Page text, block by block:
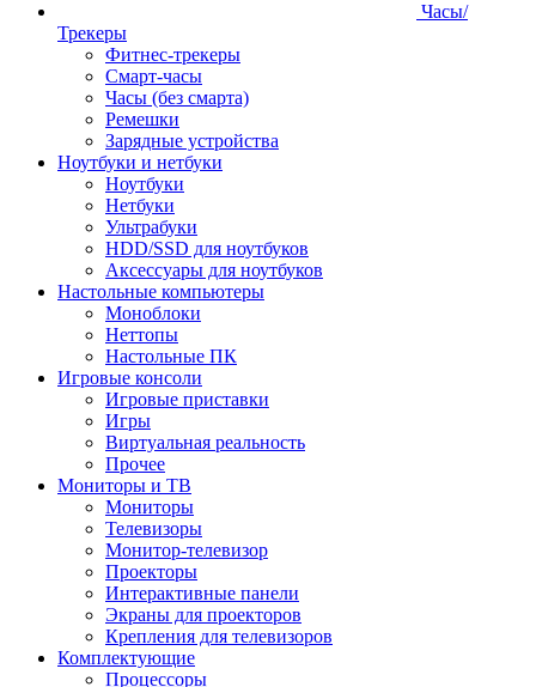
Часы/
Трекеры
Фитнес-трекеры
Смарт-часы
Часы (без смарта)
Ремешки
Зарядные устройства
Ноутбуки и нетбуки
Ноутбуки
Нетбуки
Ультрабуки
HDD/SSD для ноутбуков
Аксессуары для ноутбуков
Настольные компьютеры
Моноблоки
Неттопы
Настольные ПК
Игровые консоли
Игровые приставки
Игры
Виртуальная реальность
Прочее
Мониторы и ТВ
Мониторы
Телевизоры
Монитор-телевизор
Проекторы
Интерактивные панели
Экраны для проекторов
Крепления для телевизоров
Комплектующие
Процессоры